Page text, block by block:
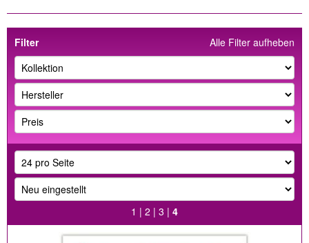
Alle Filter aufheben
Filter
1 | 2 | 3 | 4